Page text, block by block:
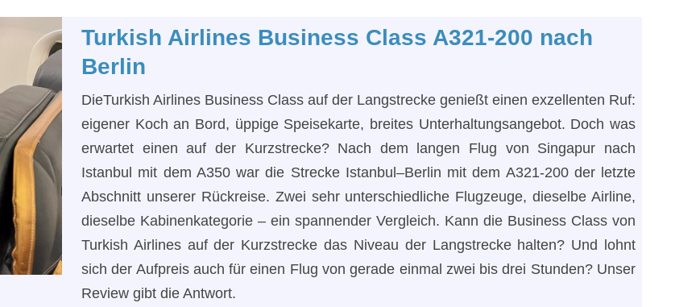
Turkish Airlines Business Class A321-200 nach
Berlin
DieTurkish Airlines Business Class auf der Langstrecke genießt einen exzellenten Ruf:
eigener Koch an Bord, üppige Speisekarte, breites Unterhaltungsangebot. Doch was
erwartet einen auf der Kurzstrecke? Nach dem langen Flug von Singapur nach
Istanbul mit dem A350 war die Strecke Istanbul–Berlin mit dem A321-200 der letzte
Abschnitt unserer Rückreise. Zwei sehr unterschiedliche Flugzeuge, dieselbe Airline,
dieselbe Kabinenkategorie – ein spannender Vergleich. Kann die Business Class von
Turkish Airlines auf der Kurzstrecke das Niveau der Langstrecke halten? Und lohnt
sich der Aufpreis auch für einen Flug von gerade einmal zwei bis drei Stunden? Unser
Review gibt die Antwort.